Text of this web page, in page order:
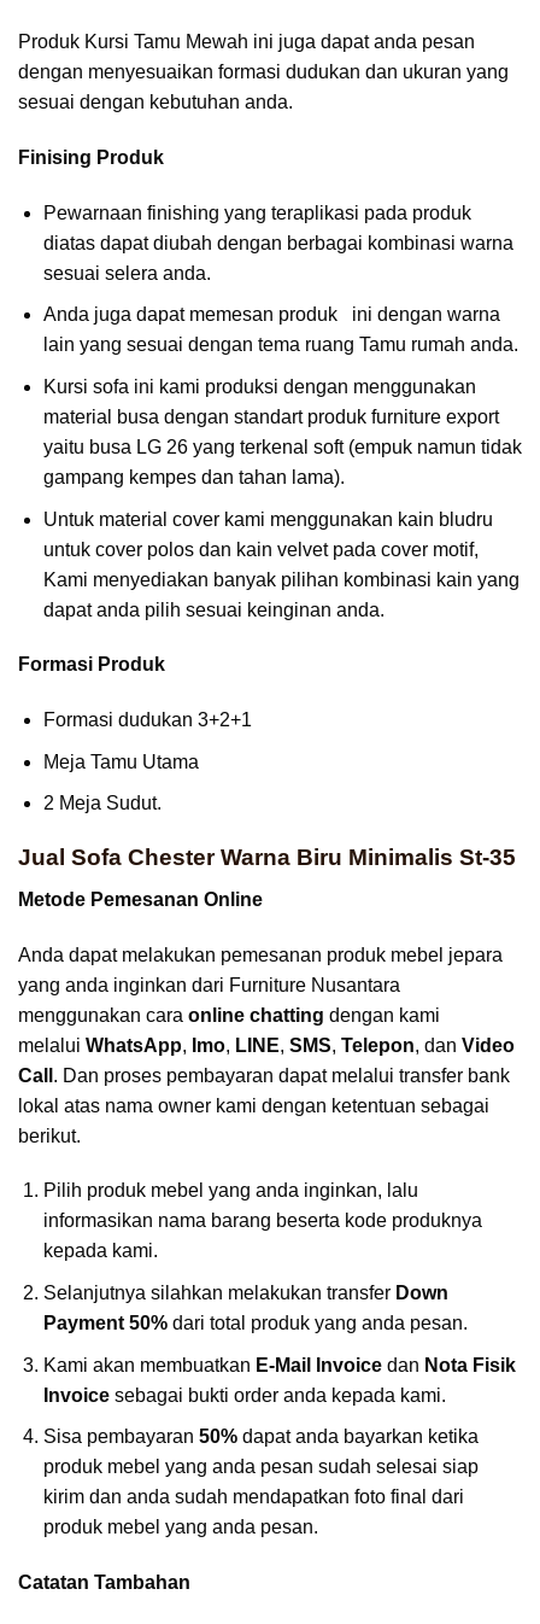
Produk Kursi Tamu Mewah ini juga dapat anda pesan
dengan menyesuaikan formasi dudukan dan ukuran yang
sesuai dengan kebutuhan anda.
Finising Produk
Pewarnaan finishing yang teraplikasi pada produk
diatas dapat diubah dengan berbagai kombinasi warna
sesuai selera anda.
Anda juga dapat memesan produk ini dengan warna
lain yang sesuai dengan tema ruang Tamu rumah anda.
Kursi sofa ini kami produksi dengan menggunakan
material busa dengan standart produk furniture export
yaitu busa LG 26 yang terkenal soft (empuk namun tidak
gampang kempes dan tahan lama).
Untuk material cover kami menggunakan kain bludru
untuk cover polos dan kain velvet pada cover motif,
Kami menyediakan banyak pilihan kombinasi kain yang
dapat anda pilih sesuai keinginan anda.
Formasi Produk
Formasi dudukan 3+2+1
Meja Tamu Utama
2 Meja Sudut.
Jual Sofa Chester Warna Biru Minimalis St-35
Metode Pemesanan Online
Anda dapat melakukan pemesanan produk mebel jepara
yang anda inginkan dari Furniture Nusantara
menggunakan cara online chatting dengan kami
melalui WhatsApp, Imo, LINE, SMS, Telepon, dan Video
Call . Dan proses pembayaran dapat melalui transfer bank
lokal atas nama owner kami dengan ketentuan sebagai
berikut.
Pilih produk mebel yang anda inginkan, lalu
informasikan nama barang beserta kode produknya
kepada kami.
Selanjutnya silahkan melakukan transfer Down
Payment 50%dari total produk yang anda pesan.
Kami akan membuatkan E-Mail Invoicedan Nota Fisik
Invoicesebagai bukti order anda kepada kami.
Sisa pembayaran 50%dapat anda bayarkan ketika
produk mebel yang anda pesan sudah selesai siap
kirim dan anda sudah mendapatkan foto final dari
produk mebel yang anda pesan.
Catatan Tambahan